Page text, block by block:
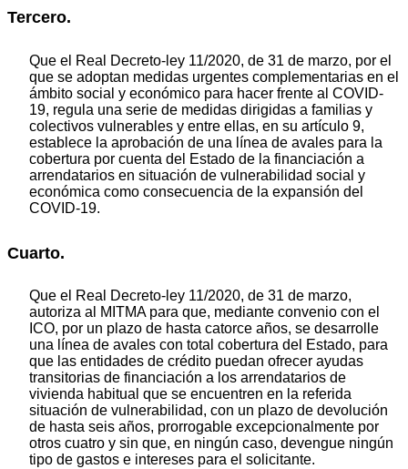
Tercero.
Que el Real Decreto-ley 11/2020, de 31 de marzo, por el
que se adoptan medidas urgentes complementarias en el
ámbito social y económico para hacer frente al COVID-
19, regula una serie de medidas dirigidas a familias y
colectivos vulnerables y entre ellas, en su artículo 9,
establece la aprobación de una línea de avales para la
cobertura por cuenta del Estado de la financiación a
arrendatarios en situación de vulnerabilidad social y
económica como consecuencia de la expansión del
COVID-19.
Cuarto.
Que el Real Decreto-ley 11/2020, de 31 de marzo,
autoriza al MITMA para que, mediante convenio con el
ICO, por un plazo de hasta catorce años, se desarrolle
una línea de avales con total cobertura del Estado, para
que las entidades de crédito puedan ofrecer ayudas
transitorias de financiación a los arrendatarios de
vivienda habitual que se encuentren en la referida
situación de vulnerabilidad, con un plazo de devolución
de hasta seis años, prorrogable excepcionalmente por
otros cuatro y sin que, en ningún caso, devengue ningún
tipo de gastos e intereses para el solicitante.